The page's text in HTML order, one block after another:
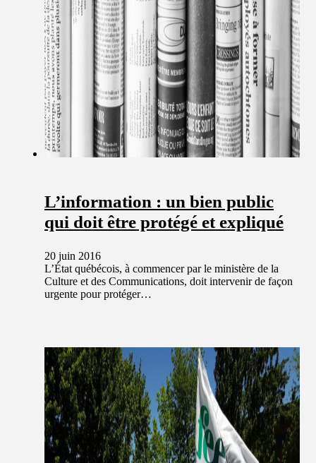
L’information : un bien public
qui doit être protégé et expliqué
20 juin 2016
L’État québécois, à commencer par le ministère de la
Culture et des Communications, doit intervenir de façon
urgente pour protéger…